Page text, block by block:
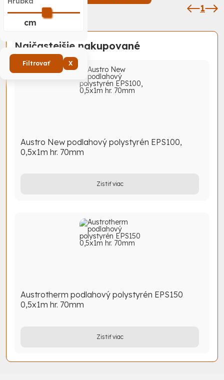
cm
Filtrovať X
1
Najčastejšie nakupované
Austro New podlahový polystyrén EPS100,
0,5x1m hr. 70mm
Zistiť viac
Austrotherm podlahový polystyrén EPS150
0,5x1m hr. 70mm
Zistiť viac